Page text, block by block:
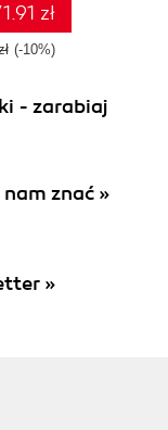
zł
(-10%)
- zarabiaj
znać »
»